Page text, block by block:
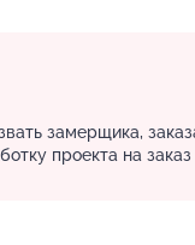
замерщика,
проекта на заказ